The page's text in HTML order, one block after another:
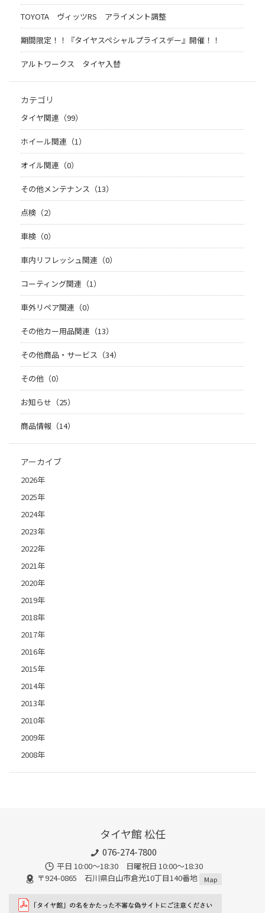
TOYOTA ヴィッツRS アライメント調整
期間限定！！『タイヤスペシャルプライスデー』開催！！
アルトワークス タイヤ入替
カテゴリ
タイヤ関連（99）
ホイール関連（1）
オイル関連（0）
その他メンテナンス（13）
点検（2）
車検（0）
車内リフレッシュ関連（0）
コーティング関連（1）
車外リペア関連（0）
その他カー用品関連（13）
その他商品・サービス（34）
その他（0）
お知らせ（25）
商品情報（14）
アーカイブ
2026年
2025年
2024年
2023年
2022年
2021年
2020年
2019年
2018年
2017年
2016年
2015年
2014年
2013年
2010年
2009年
2008年
タイヤ館 松任
076-274-7800
平日 10:00～18:30 日曜祝日 10:00～18:30
〒924-0865 石川県白山市倉光10丁目140番地
Map